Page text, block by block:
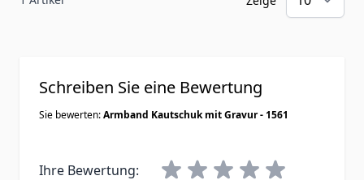
Schreiben Sie eine Bewertung
Sie bewerten:Armband Kautschuk mit Gravur - 1561
Ihre Bewertung: